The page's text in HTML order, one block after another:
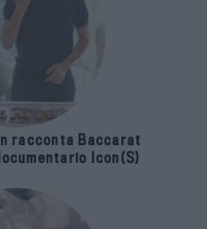
racconta Baccarat
Icon(S)